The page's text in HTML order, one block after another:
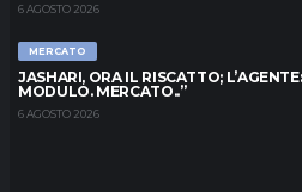
6 AGOSTO 2026
MERCATO
JASHARI, ORA IL RISCATTO;
MODULO. MERCATO..”
6 AGOSTO 2026